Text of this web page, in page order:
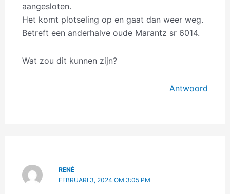
aangesloten.
Het komt plotseling op en gaat dan weer weg.
Betreft een anderhalve oude Marantz sr 6014.
Wat zou dit kunnen zijn?
Antwoord
RENÉ
FEBRUARI 3, 2024 OM 3:05 PM